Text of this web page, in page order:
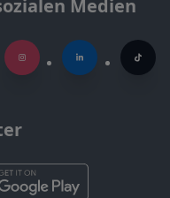
Medien